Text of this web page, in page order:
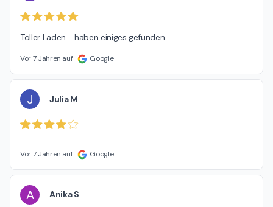
Toller Laden.... haben einiges gefunden
Vor 7 Jahren auf Google
J Julia M
Vor 7 Jahren auf Google
A Anika S